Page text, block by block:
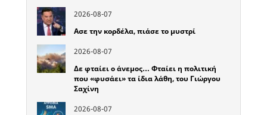
2026-08-07
Ασε την κορδέλα, πιάσε το μυστρί
2026-08-07
Δε φταίει ο άνεμος… Φταίει η πολιτική
που «φυσάει» τα ίδια λάθη, του Γιώργου
Σαχίνη
2026-08-07